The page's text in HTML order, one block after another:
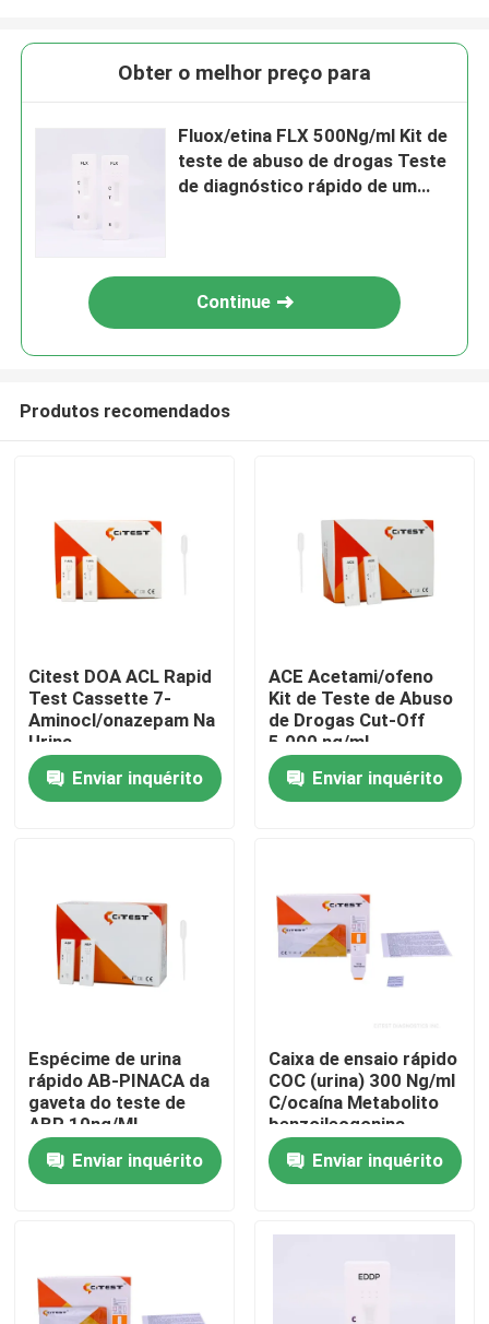
Casa
Produtos
Excursão da fábrica
Controle da qualidade
Notícia
Jogo rápido do teste do antígeno de Covid 19
Jogo do teste da saúde das mulheres
Obter o melhor preço para
Fluox/etina FLX 500Ng/ml Kit de
teste de abuso de drogas Teste
de diagnóstico rápido de um
Continue
Produtos recomendados
Citest DOA ACL Rapid
Test Cassette 7-
Aminocl/onazepam Na
Urina
Enviar inquérito
ACE Acetami/ofeno
Kit de Teste de Abuso
de Drogas Cut-Off
5.000 ng/ml
Enviar inquérito
Espécime de urina
rápido AB-PINACA da
gaveta do teste de
ABP 10ng/ML
Enviar inquérito
Caixa de ensaio rápido
COC (urina) 300 Ng/ml
C/ocaína Metabolito
benzoilecgonina
Enviar inquérito